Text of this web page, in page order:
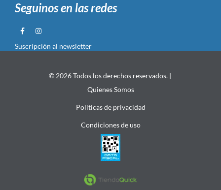
Seguinos en las redes
Suscripción al newsletter
© 2026 Todos los derechos reservados. |
Quienes Somos
Politicas de privacidad
Condiciones de uso